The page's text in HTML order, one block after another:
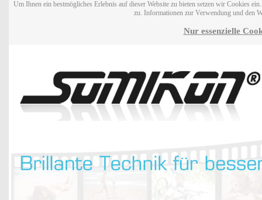
Um Ihnen ein bestmögliches Erlebnis auf dieser Website zu bieten setzen wir Cookies
zu. Informationen zur Verwendung und den
Nur essenzielle